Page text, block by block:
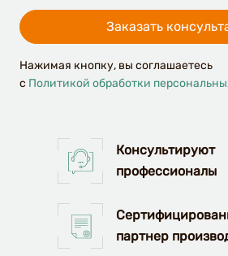
Заказать
Нажимая кнопку, вы соглашаетесь
c Политикой обработки
Консультируют
профессионалы
партнер